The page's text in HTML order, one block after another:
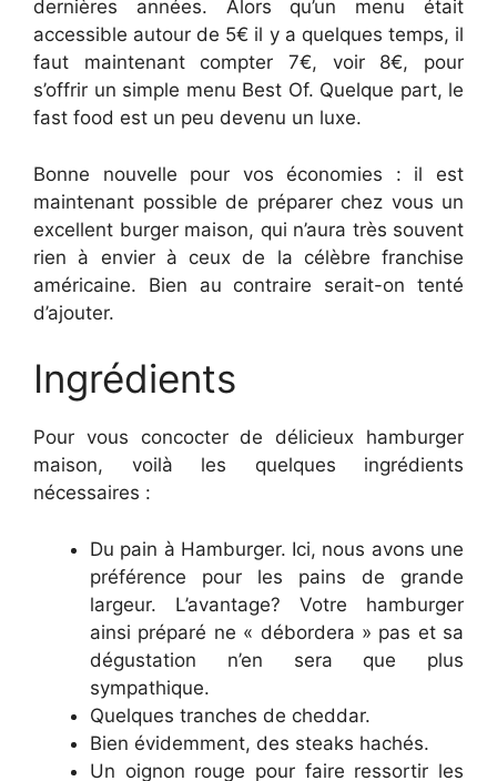
dernières années. Alors qu’un menu était
accessible autour de 5€ il y a quelques temps, il
faut maintenant compter 7€, voir 8€, pour
s’offrir un simple menu Best Of. Quelque part, le
fast food est un peu devenu un luxe.
Bonne nouvelle pour vos économies : il est
maintenant possible de préparer chez vous un
excellent burger maison, qui n’aura très souvent
rien à envier à ceux de la célèbre franchise
américaine. Bien au contraire serait-on tenté
d’ajouter.
Ingrédients
Pour vous concocter de délicieux hamburger
maison, voilà les quelques ingrédients
nécessaires :
Du pain à Hamburger. Ici, nous avons une
préférence pour les pains de grande
largeur. L’avantage? Votre hamburger
ainsi préparé ne « débordera » pas et sa
dégustation n’en sera que plus
sympathique.
Quelques tranches de cheddar.
Bien évidemment, des steaks hachés.
Un oignon rouge pour faire ressortir les